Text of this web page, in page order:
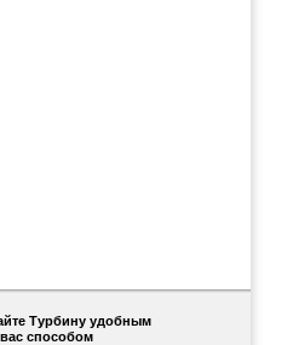
Турбину удобным
способом